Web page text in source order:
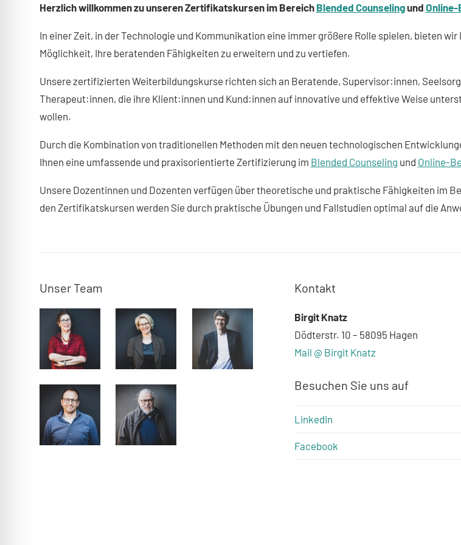
Beratung
Herzlich willkommen zu unseren Zertifikatskursen im Bereich Blended Counselingund
In einer Zeit, in der Technologie und Kommunikation eine immer größere Rolle spielen, bieten wir
Möglichkeit, Ihre beratenden Fähigkeiten zu erweitern und zu vertiefen.
Unsere zertifizierten Weiterbildungskurse richten sich an Beratende, Supervisor:innen,
Therapeut:innen, die ihre Klient:innen und Kund:innen auf innovative und effektive Weise
wollen.
Durch die Kombination von traditionellen Methoden mit den neuen technologischen
Ihnen eine umfassende und praxisorientierte Zertifizierung im Blended Counseling und Online-
Unsere Dozentinnen und Dozenten verfügen über theoretische und praktische Fähigkeiten im
den Zertifikatskursen werden Sie durch praktische Übungen und Fallstudien optimal auf die
Unser Team Kontakt
Birgit Knatz
Dödterstr. 10 – 58095 Hagen
Mail @ Birgit Knatz
Besuchen Sie uns auf
LinkedIn
Facebook